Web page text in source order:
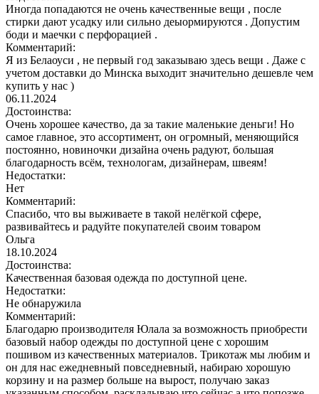
Иногда попадаются не очень качественные вещи , после
стирки дают усадку или сильно деыормируются . Допустим
боди и маечки с перфорацией .
Комментарий:
Я из Белаоуси , не первый год заказываю здесь вещи . Даже с
учетом доставки до Минска выходит значительно дешевле чем
купить у нас )
06.11.2024
Достоинства:
Очень хорошее качество, да за такие маленькие деньги! Но
самое главное, это ассортимент, он огромный, меняющийся
постоянно, новиночки дизайна очень радуют, большая
благодарность всём, технологам, дизайнерам, швеям!
Недостатки:
Нет
Комментарий:
Спасибо, что вы выживаете в такой нелёгкой сфере,
развивайтесь и радуйте покупателей своим товаром
Ольга
18.10.2024
Достоинства:
Качественная базовая одежда по доступной цене.
Недостатки:
Не обнаружила
Комментарий:
Благодарю производителя Юлала за возможность приобрести
базовый набор одежды по доступной цене с хорошим
пошивом из качественных материалов. Трикотаж мы любим и
он для нас ежедневный повседневный, набираю хорошую
корзину и на размер больше на вырост, получаю заказ